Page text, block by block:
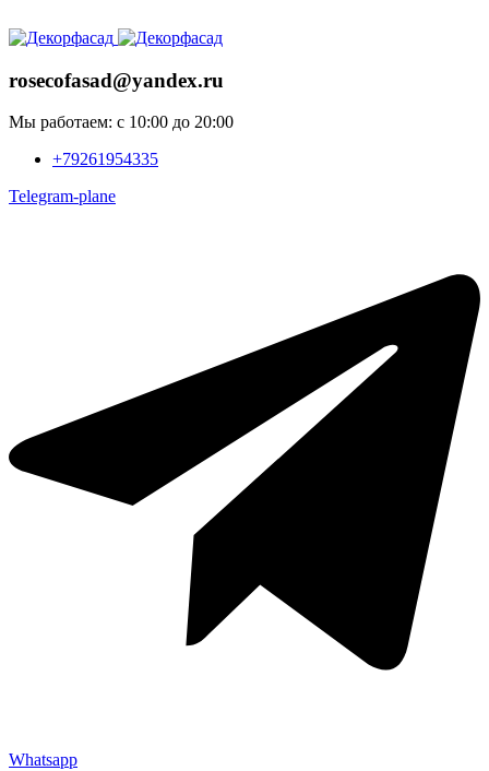
rosecofasad@yandex.ru
Мы работаем: с 10:00 до 20:00
+79261954335
Telegram-plane
Whatsapp